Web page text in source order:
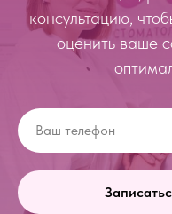
консультацию,
оценить ваше